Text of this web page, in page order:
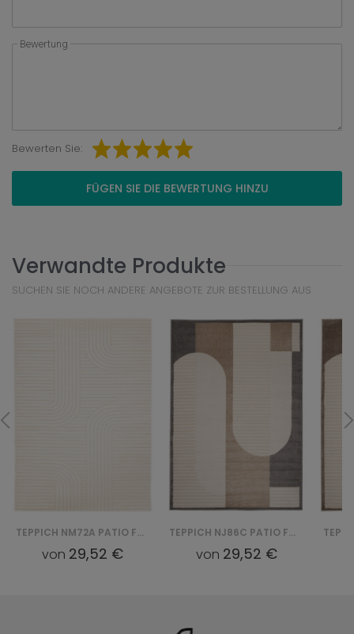
Bewertung
Bewerten Sie:
FÜGEN SIE DIE BEWERTUNG HINZU
Verwandte Produkte
SUCHEN SIE NOCH ANDERE ANGEBOTE ZUR BESTELLUNG AUS
TEPPICH NM72A PATIO FGE - KREMOWY
von 29,52 €
TEPPICH NJ86C PATIO FGE - KREMOWY
von 29,52 €